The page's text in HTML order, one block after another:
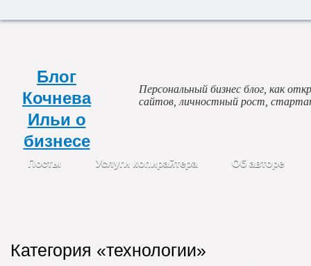
Категория «технологии»
Блог
Кочнева
Ильи о
бизнесе
Персональный бизнес блог, как
сайтов, личностный рост,
Посты Услуги копирайтера Об авторе